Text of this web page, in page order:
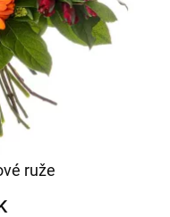
ruže